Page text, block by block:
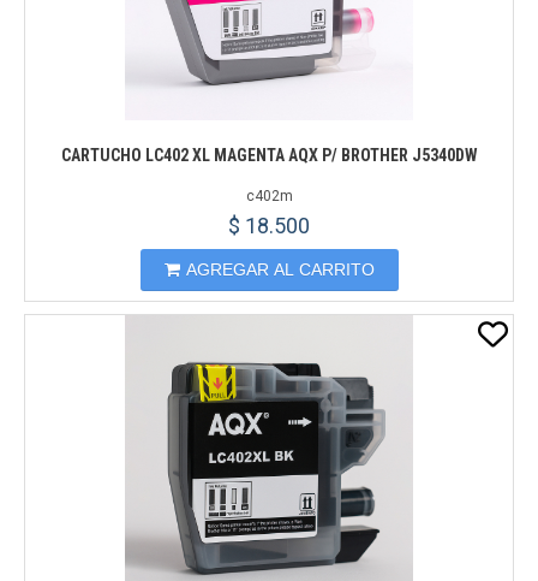
CARTUCHO LC402 XL MAGENTA AQX P/ BROTHER J5340DW
c402m
$ 18.500
AGREGAR AL CARRITO